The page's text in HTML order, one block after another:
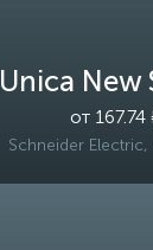
Unica New
от 167.74
Schneider